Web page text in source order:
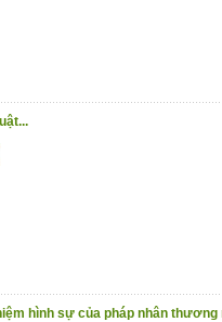
luật về bảo
bày theo các
hiểm y tế
quy phạm pháp
bạn đọc !
hình sự của pháp nhân thương